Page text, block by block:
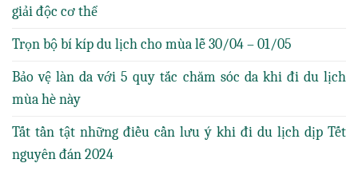
giải độc cơ thể
Trọn bộ bí kíp du lịch cho mùa lễ 30/04 – 01/05
Bảo vệ làn da với 5 quy tắc chăm sóc da khi đi du lịch
mùa hè này
Tất tần tật những điều cần lưu ý khi đi du lịch dịp Tết
nguyên đán 2024